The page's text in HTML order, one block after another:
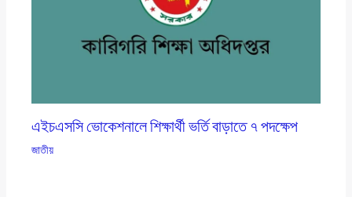
এইচএসসি ভোকেশনালে শিক্ষার্থী ভর্তি বাড়াতে ৭ পদক্ষেপ
জাতীয়